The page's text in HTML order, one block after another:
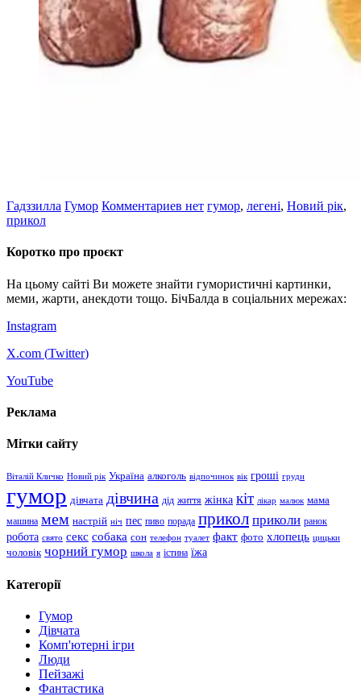
Гадззилла Гумор Комментариев нет гумор, легені, Новий рік,
прикол
Коротко про проєкт
На цьому сайті Ви можете знайти гумористичні картинки,
меми, жарти, анекдоти тощо. БічБалда в соціальних мережах:
Instagram
X.com (Twitter)
YouTube
Реклама
Мітки сайту
Віталій Кличко Новий рік Україна алкоголь відпочинок вік гроші груди
гумор дівчата дівчина дід життя жінка кіт лікар малюк мама
машина мем настрій ніч пес пиво порада прикол приколи ранок
робота свято секс собака сон телефон туалет факт фото хлопець цицьки
чоловік чорний гумор школа я істина їжа
Категорії
Гумор
Дівчата
Комп'ютерні ігри
Люди
Пейзажі
Фантастика